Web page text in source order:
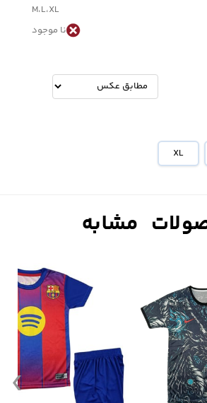
M،L،XL
نا موجود
XL